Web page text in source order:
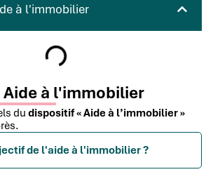
à l'immobilier
à l'immobilier
du dispositif « Aide à l’immobilier »
de l'aide à l'immobilier ?